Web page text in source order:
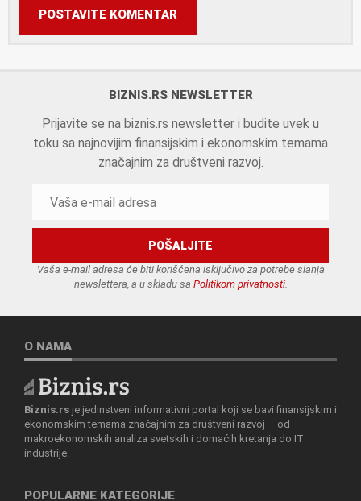
POSTAVITE KOMENTAR
BIZNIS.RS NEWSLETTER
Prijavite se na biznis.rs newsletter i budite uvek u
toku sa najnovijim finansijskim i ekonomskim temama
značajnim za društveni razvoj.
Vaša e-mail adresa će biti korišćena isključivo za potrebe slanja
newslettera, a u skladu sa Politikom privatnosti.
O NAMA
Biznis.rs je jedinstveni informativni portal koji se bavi finansijskim i
ekonomskim temama značajnim za društveni razvoj – od
makroekonomskih analiza svetskih i domaćih kretanja do IT
industrije.
POPULARNE KATEGORIJE